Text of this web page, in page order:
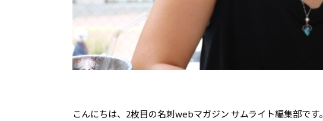
こんにちは、2枚目の名刺webマガジン サムライト編集部です。